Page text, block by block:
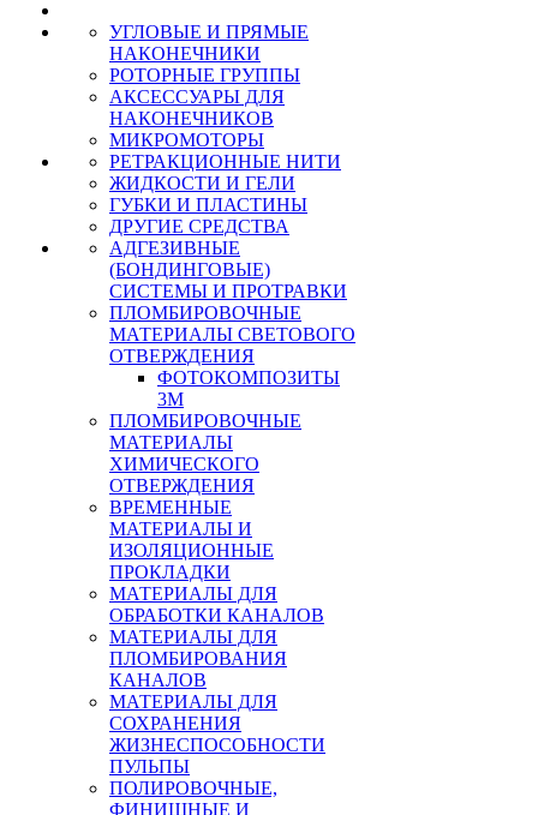
УГЛОВЫЕ И ПРЯМЫЕ
НАКОНЕЧНИКИ
РОТОРНЫЕ ГРУППЫ
АКСЕССУАРЫ ДЛЯ
НАКОНЕЧНИКОВ
МИКРОМОТОРЫ
РЕТРАКЦИОННЫЕ НИТИ
ЖИДКОСТИ И ГЕЛИ
ГУБКИ И ПЛАСТИНЫ
ДРУГИЕ СРЕДСТВА
АДГЕЗИВНЫЕ
(БОНДИНГОВЫЕ)
СИСТЕМЫ И ПРОТРАВКИ
ПЛОМБИРОВОЧНЫЕ
МАТЕРИАЛЫ СВЕТОВОГО
ОТВЕРЖДЕНИЯ
ФОТОКОМПОЗИТЫ
3М
ПЛОМБИРОВОЧНЫЕ
МАТЕРИАЛЫ
ХИМИЧЕСКОГО
ОТВЕРЖДЕНИЯ
ВРЕМЕННЫЕ
МАТЕРИАЛЫ И
ИЗОЛЯЦИОННЫЕ
ПРОКЛАДКИ
МАТЕРИАЛЫ ДЛЯ
ОБРАБОТКИ КАНАЛОВ
МАТЕРИАЛЫ ДЛЯ
ПЛОМБИРОВАНИЯ
КАНАЛОВ
МАТЕРИАЛЫ ДЛЯ
СОХРАНЕНИЯ
ЖИЗНЕСПОСОБНОСТИ
ПУЛЬПЫ
ПОЛИРОВОЧНЫЕ,
ФИНИШНЫЕ И